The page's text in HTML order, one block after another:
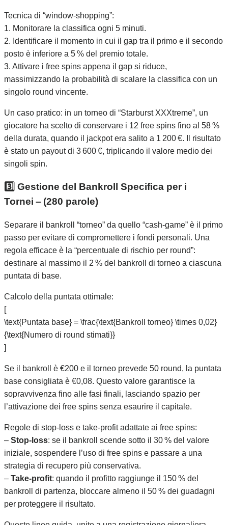
Tecnica di “window‑shopping”:
1. Monitorare la classifica ogni 5 minuti.
2. Identificare il momento in cui il gap tra il primo e il secondo
posto è inferiore a 5 % del premio totale.
3. Attivare i free spins appena il gap si riduce,
massimizzando la probabilità di scalare la classifica con un
singolo round vincente.
Un caso pratico: in un torneo di “Starburst XXXtreme”, un
giocatore ha scelto di conservare i 12 free spins fino al 58 %
della durata, quando il jackpot era salito a 1 200 €. Il risultato
è stato un payout di 3 600 €, triplicando il valore medio dei
singoli spin.
3️⃣ Gestione del Bankroll Specifica per i
Tornei – (280 parole)
Separare il bankroll “torneo” da quello “cash‑game” è il primo
passo per evitare di compromettere i fondi personali. Una
regola efficace è la “percentuale di rischio per round”:
destinare al massimo il 2 % del bankroll di torneo a ciascuna
puntata di base.
Calcolo della puntata ottimale:
[
\text{Puntata base} = \frac{\text{Bankroll torneo} \times 0,02}
{\text{Numero di round stimati}}
]
Se il bankroll è €200 e il torneo prevede 50 round, la puntata
base consigliata è €0,08. Questo valore garantisce la
sopravvivenza fino alle fasi finali, lasciando spazio per
l’attivazione dei free spins senza esaurire il capitale.
Regole di stop‑loss e take‑profit adattate ai free spins:
– Stop‑loss: se il bankroll scende sotto il 30 % del valore
iniziale, sospendere l’uso di free spins e passare a una
strategia di recupero più conservativa.
– Take‑profit: quando il profitto raggiunge il 150 % del
bankroll di partenza, bloccare almeno il 50 % dei guadagni
per proteggere il risultato.